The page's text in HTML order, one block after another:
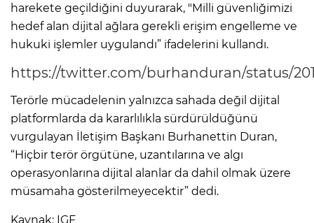
harekete geçildiğini duyurarak, "Milli güvenliğimizi
hedef alan dijital ağlara gerekli erişim engelleme ve
hukuki işlemler uygulandı” ifadelerini kullandı.
https://twitter.com/burhanduran/status/
Terörle mücadelenin yalnızca sahada değil dijital
platformlarda da kararlılıkla sürdürüldüğünü
vurgulayan İletişim Başkanı Burhanettin Duran,
“Hiçbir terör örgütüne, uzantılarına ve algı
operasyonlarına dijital alanlar da dahil olmak üzere
müsamaha gösterilmeyecektir” dedi.
Kaynak: IGF